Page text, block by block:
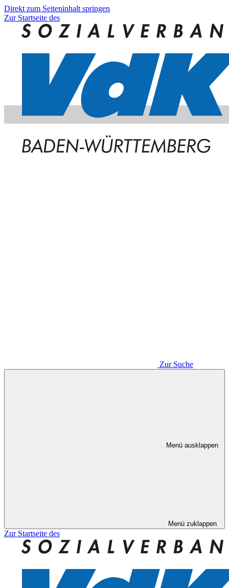
Direkt zum Seiteninhalt springen
Zur Startseite des
Zur Suche
Menü ausklappen
Menü zuklappen
Zur Startseite des